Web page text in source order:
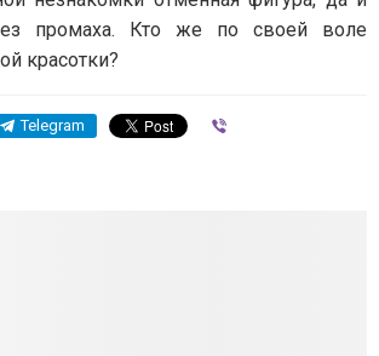
промаха. Кто же по своей воле
красотки?
Telegram